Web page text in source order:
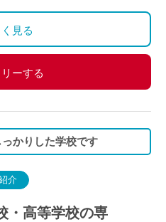
見る
ーする
かりした学校です
介
・高等学校の専